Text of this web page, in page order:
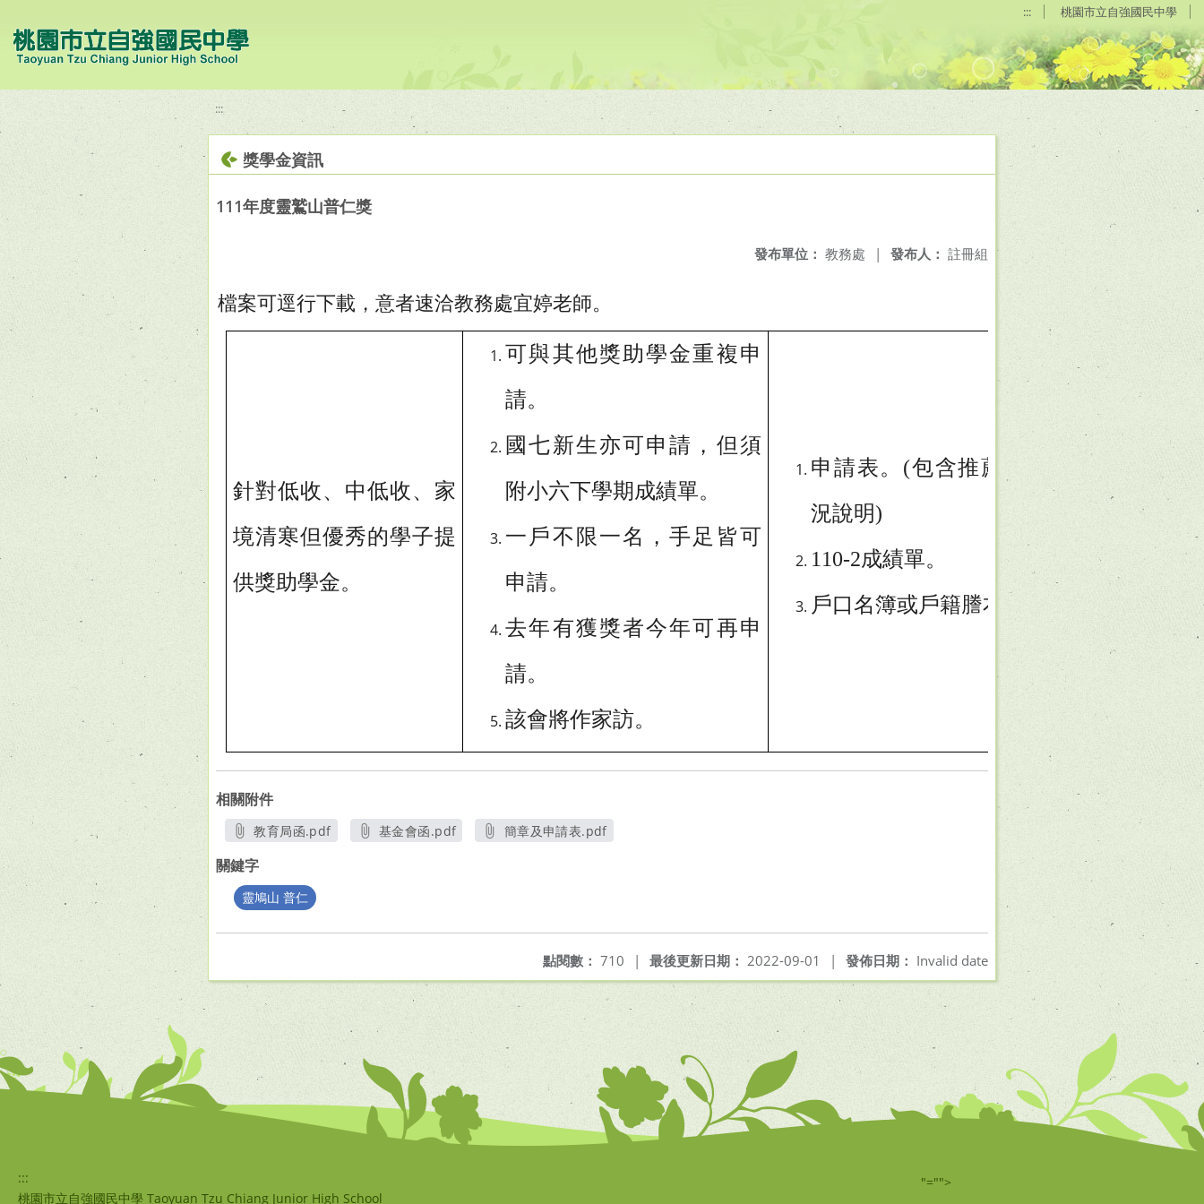
::: 桃園市立自強國民中學
:::
獎學金資訊
111年度靈鷲山普仁獎
發布人： 註冊組
發布單位： 教務處 |
檔案可逕行下載，意者速洽教務處宜婷老師。
針對低收、中低收、家
境清寒但優秀的學子提
供獎助學金。
可與其他獎助學金重複申
請。
國七新生亦可申請，但須
附小六下學期成績單。
一戶不限一名，手足皆可
申請。
去年有獲獎者今年可再申
請。
該會將作家訪。
申請表。(包含推薦函及家庭狀
況說明)
110-2成績單。
戶口名簿或戶籍謄本。
經審
者
相關附件
教育局函.pdf
基金會函.pdf
簡章及申請表.pdf
關鍵字
靈鳩山 普仁
發佈日期： Invalid date
最後更新日期： 2022-09-01 |
點閱數： 710 |
:::
桃園市立自強國民中學 Taoyuan Tzu Chiang Junior High School
"="">